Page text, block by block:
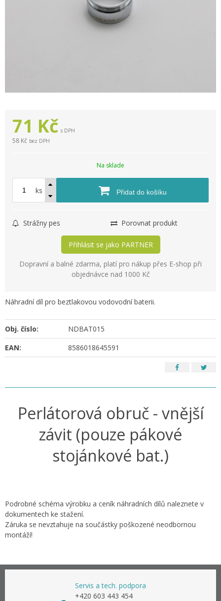
71 Kč s DPH
58 Kč bez DPH
Na sklade
ks Přidat do košíku
Strážny pes Porovnat produkt
Přihlásit se jako PARTNER
Dopravní a balné zdarma, platí pro nákup přes E-shop při
objednávce nad 1000 Kč
Náhradní díl pro beztlakovou vodovodní baterii.
Obj. číslo:
NDBAT015
EAN:
8586018645591
Perlátorová obruč - vnější
závit (pouze pákové
stojánkové bat.)
Podrobné schéma výrobku a ceník náhradních dílů naleznete v
dokumentech ke stažení.
Záruka se nevztahuje na součástky poškozené neodbornou
montáží!
Servis a tech. podpora
+420 603 443 454